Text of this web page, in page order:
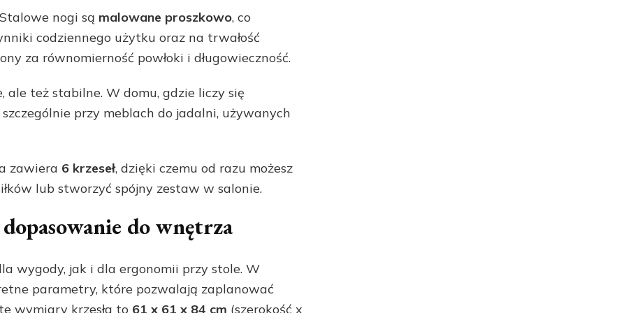
nogi są malowane proszkowo, co
codziennego użytku oraz na trwałość
za równomierność powłoki i długowieczność.
ale też stabilne. W domu, gdzie liczy się
przy meblach do jadalni, używanych
zawiera 6 krzeseł, dzięki czemu od razu możesz
lub stworzyć spójny zestaw w salonie.
do wnętrza
wygody, jak i dla ergonomii przy stole. W
parametry, które pozwalają zaplanować
wymiary krzesła to 61 x 61 x 84 cm (szerokość x